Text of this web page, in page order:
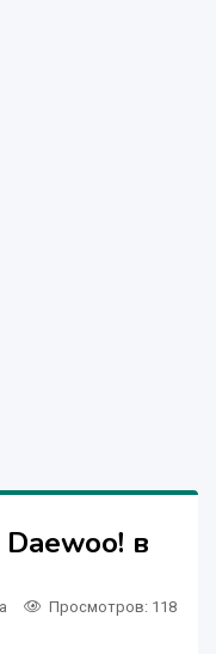
в
Просмотров: 118